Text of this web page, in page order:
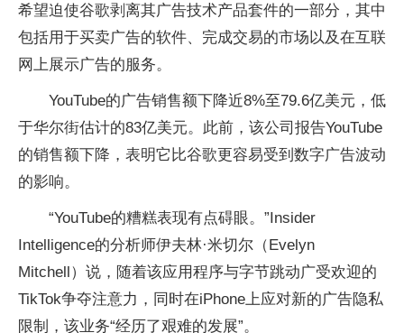
希望迫使谷歌剥离其广告技术产品套件的一部分，其中
包括用于买卖广告的软件、完成交易的市场以及在互联
网上展示广告的服务。
YouTube的广告销售额下降近8%至79.6亿美元，低
于华尔街估计的83亿美元。此前，该公司报告YouTube
的销售额下降，表明它比谷歌更容易受到数字广告波动
的影响。
“YouTube的糟糕表现有点碍眼。”Insider
Intelligence的分析师伊夫林·米切尔（Evelyn
Mitchell）说，随着该应用程序与字节跳动广受欢迎的
TikTok争夺注意力，同时在iPhone上应对新的广告隐私
限制，该业务“经历了艰难的发展”。